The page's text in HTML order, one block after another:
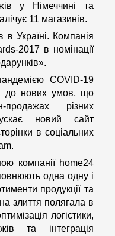
у Німеччині та
11 магазинів.
Україні. Компанія
2017 в номінації
COVID-19
до нових умов, що
різних
новий сайт
в соціальних
компанії home24
одна одну і
продукції та
злиття полягала в
логістики,
та інтеграція